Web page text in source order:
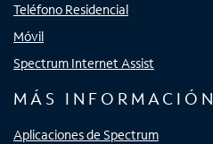
Teléfono Residencial
Móvil
Spectrum Internet Assist
MÁS INFORMACIÓN
Aplicaciones de Spectrum